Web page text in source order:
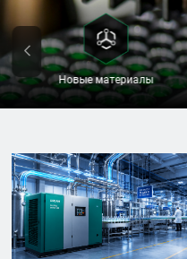
Новые материалы